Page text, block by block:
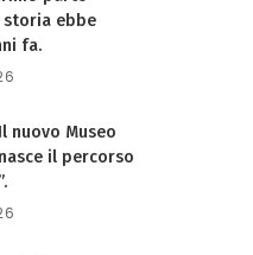
ebbe
fa.
Il nuovo Museo
il percorso